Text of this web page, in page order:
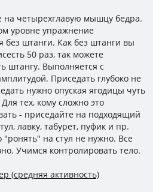
на четырехглавую мышцу бедра.
уровне упражнение
без штанги. Как без штанги вы
50 раз, так можете
штангу. Выполняется с
Приседать глубоко не
нужно опуская ягодицы чуть
тех, кому сложно это
- приседайте на подходящий
лавку, табурет, пуфик и пр.
"ронять" на стул не нужно. Все
Учимся контролировать тело.
(средняя активность)